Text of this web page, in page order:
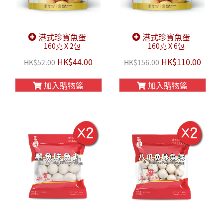
港式珍寶魚蛋
160克 X 2包
HK$52.00HK$44.00
加入購物籃
港式珍寶魚蛋
160克 X 6包
HK$156.00HK$110.00
加入購物籃